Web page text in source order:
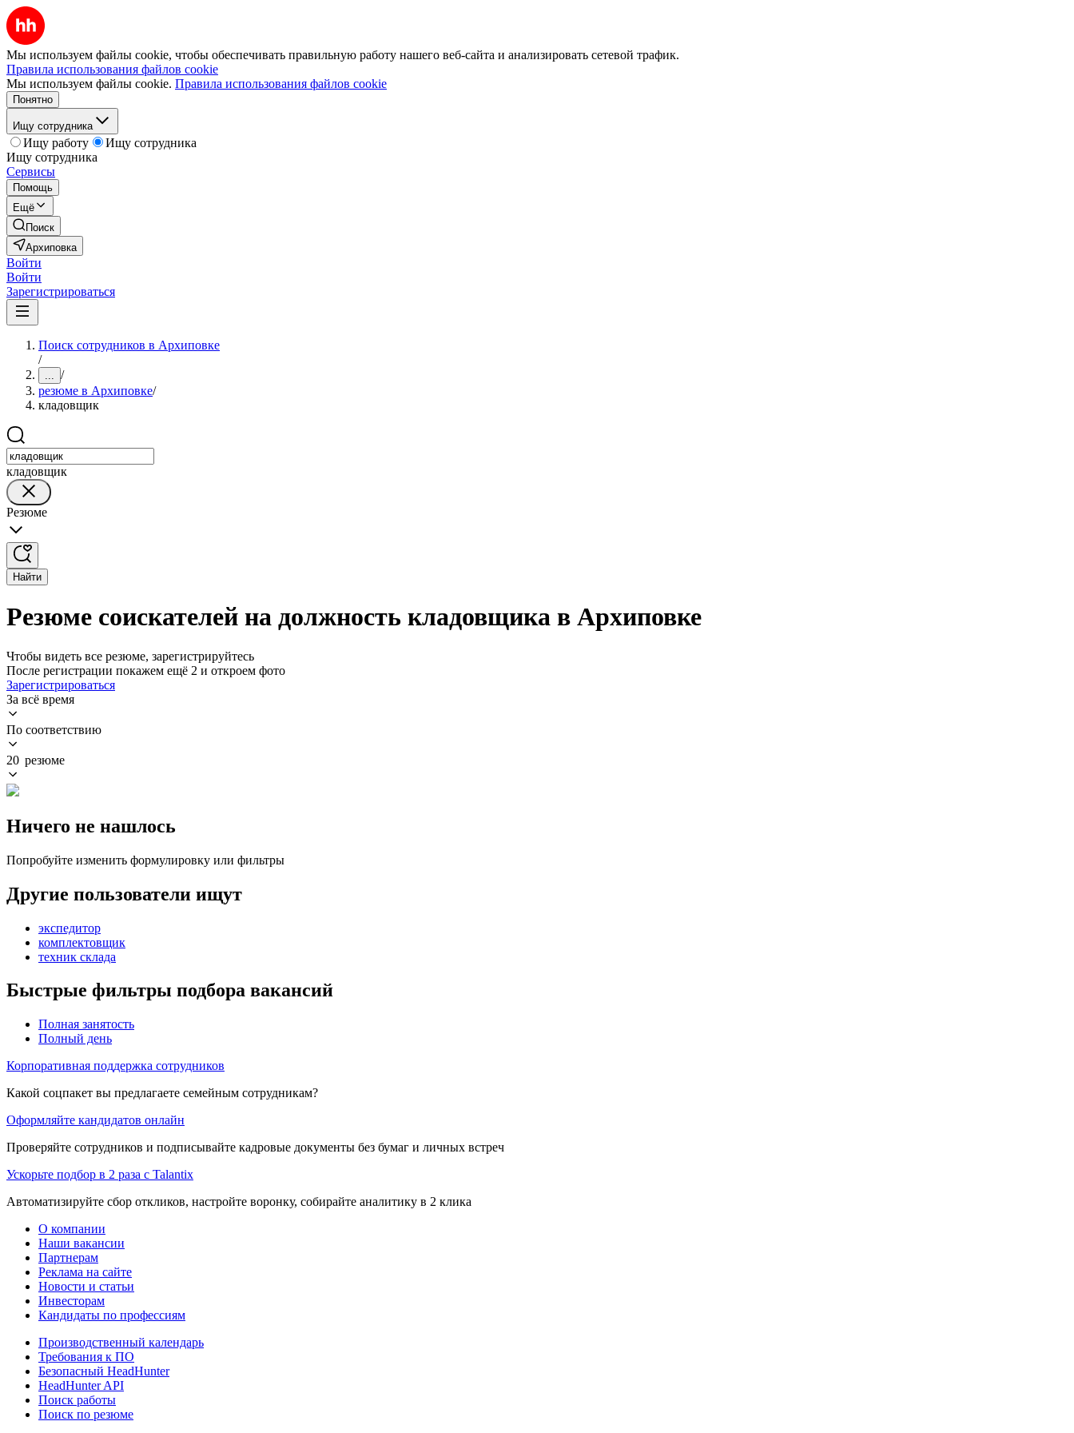
Мы используем файлы cookie, чтобы обеспечивать правильную работу нашего веб-сайта и анализировать сетевой трафик.
Правила использования файлов cookie
Мы используем файлы cookie. Правила использования файлов cookie
Понятно
Ищу сотрудника
Ищу работу
Ищу сотрудника
Ищу сотрудника
Сервисы
Помощь
Ещё
Поиск
Архиповка
Войти
Войти
Зарегистрироваться
Поиск сотрудников в Архиповке
/
... /
резюме в Архиповке/
кладовщик
кладовщик
Резюме
Найти
Резюме соискателей на должность кладовщика в Архиповке
Чтобы видеть все резюме, зарегистрируйтесь
После регистрации покажем ещё 2 и откроем фото
Зарегистрироваться
За всё время
По соответствию
20 резюме
Ничего не нашлось
Попробуйте изменить формулировку или фильтры
Другие пользователи ищут
экспедитор
комплектовщик
техник склада
Быстрые фильтры подбора вакансий
Полная занятость
Полный день
Корпоративная поддержка сотрудников
Какой соцпакет вы предлагаете семейным сотрудникам?
Оформляйте кандидатов онлайн
Проверяйте сотрудников и подписывайте кадровые документы без бумаг и личных встреч
Ускорьте подбор в 2 раза с Talantix
Автоматизируйте сбор откликов, настройте воронку, собирайте аналитику в 2 клика
О компании
Наши вакансии
Партнерам
Реклама на сайте
Новости и статьи
Инвесторам
Кандидаты по профессиям
Производственный календарь
Требования к ПО
Безопасный HeadHunter
HeadHunter API
Поиск работы
Поиск по резюме